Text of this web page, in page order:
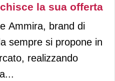
la sua offerta
Ammira, brand di
sempre si propone in
realizzando
...